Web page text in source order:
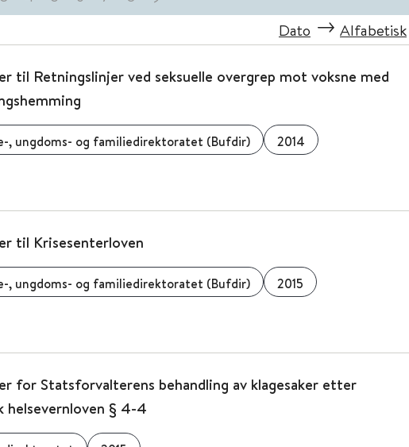
Dato Alfabetisk
til Retningslinjer ved seksuelle overgrep mot voksne med
, ungdoms- og familiedirektoratet (Bufdir) 2014
til Krisesenterloven
, ungdoms- og familiedirektoratet (Bufdir) 2015
for Statsforvalterens behandling av klagesaker etter
helsevernloven § 4-4